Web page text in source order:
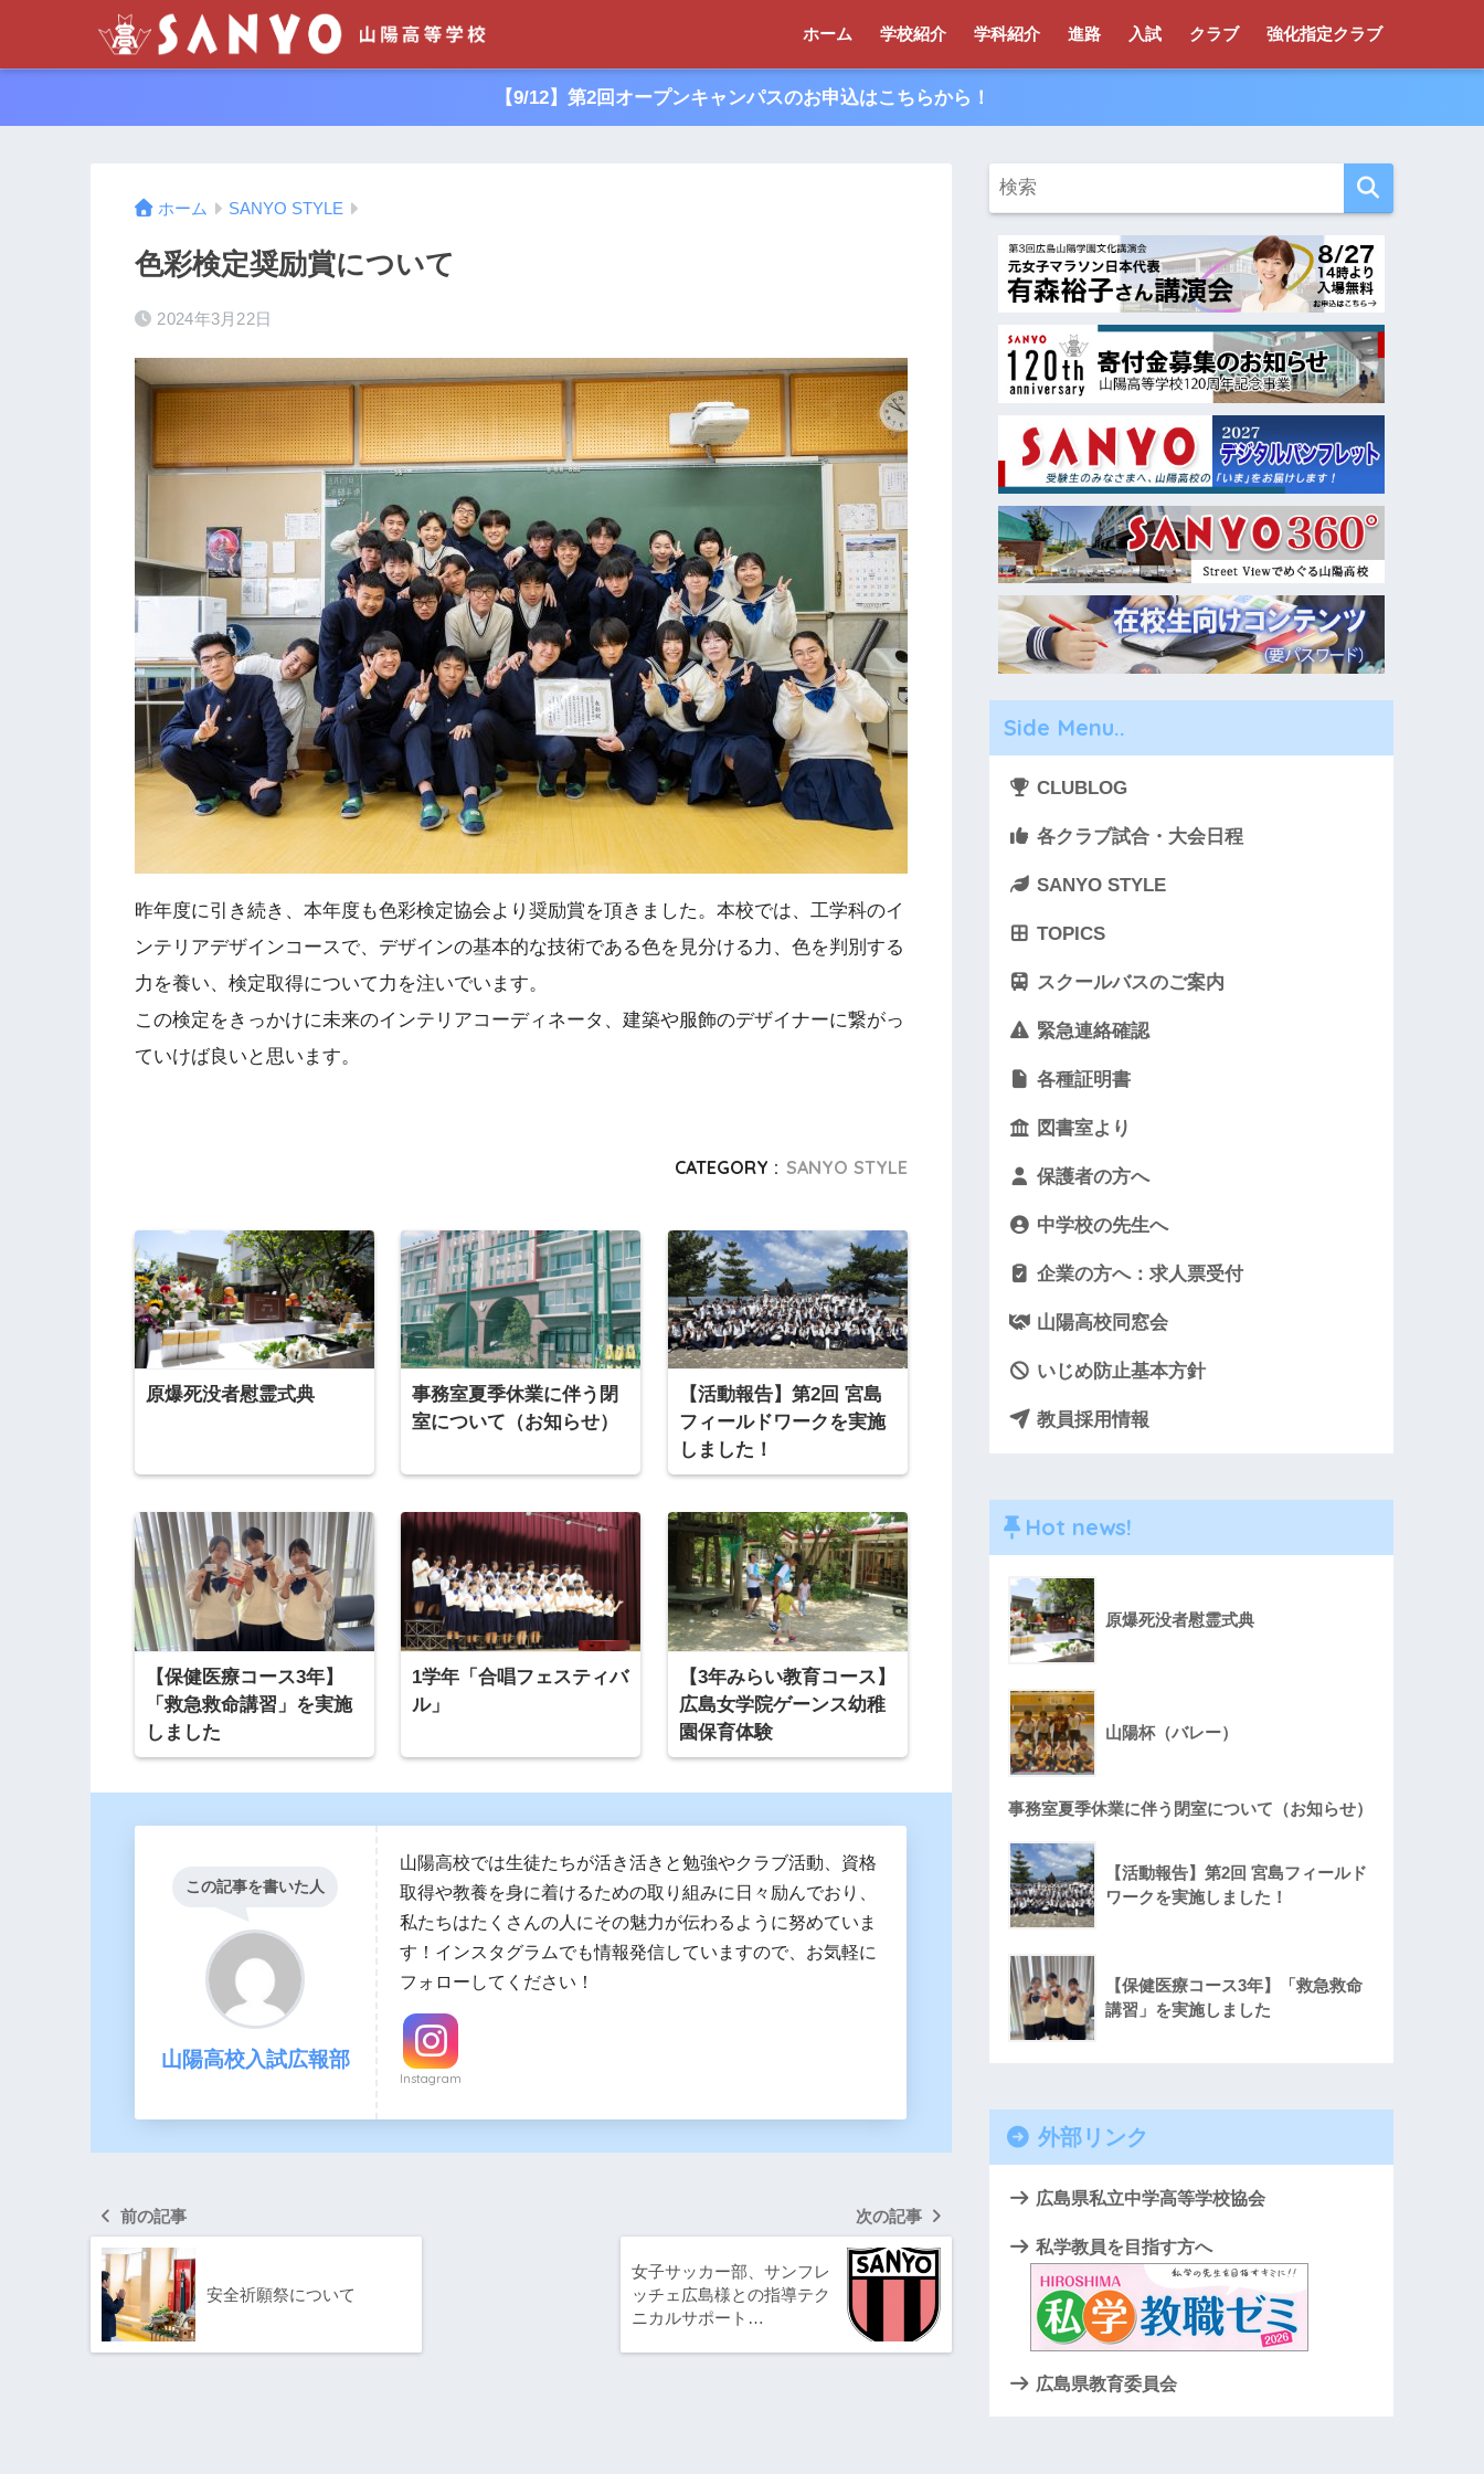
ホーム 学校紹介 学科紹介 進路 入試 クラブ 強化指定クラブ
【9/12】第2回オープンキャンパスのお申込はこちらから！
ホーム SANYO STYLE
色彩検定奨励賞について
2024年3月22日
昨年度に引き続き、本年度も色彩検定協会より奨励賞を頂きました。本校では、工学科のイ
ンテリアデザインコースで、デザインの基本的な技術である色を見分ける力、色を判別する
力を養い、検定取得について力を注いでいます。
この検定をきっかけに未来のインテリアコーディネータ、建築や服飾のデザイナーに繋がっ
ていけば良いと思います。
CATEGORY : SANYO STYLE
原爆死没者慰霊式典
事務室夏季休業に伴う閉
室について（お知らせ）
【活動報告】第2回 宮島
フィールドワークを実施
しました！
【保健医療コース3年】
「救急救命講習」を実施
しました
1学年「合唱フェスティバ
ル」
【3年みらい教育コース】
広島女学院ゲーンス幼稚
園保育体験
この記事を書いた人
山陽高校入試広報部
山陽高校では生徒たちが活き活きと勉強やクラブ活動、資格
取得や教養を身に着けるための取り組みに日々励んでおり、
私たちはたくさんの人にその魅力が伝わるように努めていま
す！インスタグラムでも情報発信していますので、お気軽に
フォローしてください！
Instagram
前の記事
安全祈願祭について
次の記事
女子サッカー部、サンフレ
ッチェ広島様との指導テク
ニカルサポート…
Side Menu..
CLUBLOG
各クラブ試合・大会日程
SANYO STYLE
TOPICS
スクールバスのご案内
緊急連絡確認
各種証明書
図書室より
保護者の方へ
中学校の先生へ
企業の方へ：求人票受付
山陽高校同窓会
いじめ防止基本方針
教員採用情報
Hot news!
原爆死没者慰霊式典
山陽杯（バレー）
事務室夏季休業に伴う閉室について（お知らせ）
【活動報告】第2回 宮島フィールド
ワークを実施しました！
【保健医療コース3年】「救急救命
講習」を実施しました
外部リンク
広島県私立中学高等学校協会
私学教員を目指す方へ
広島県教育委員会